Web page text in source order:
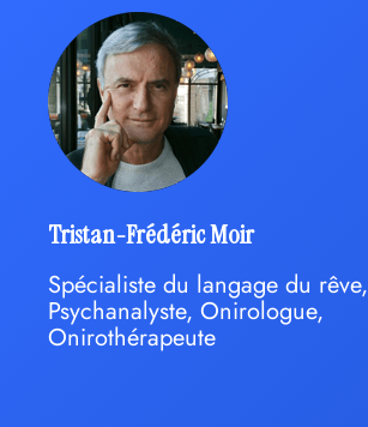
Tristan-Frédéric Moir
Spécialiste du langage du rêve,
Psychanalyste, Onirologue,
Onirothérapeute